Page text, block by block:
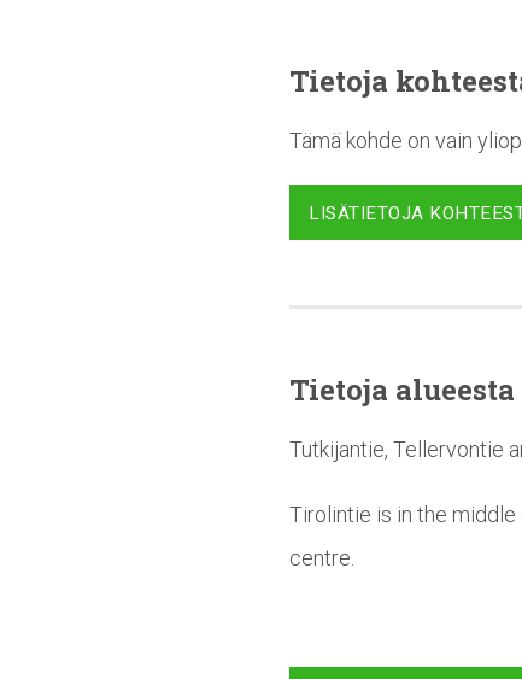
Tietoja
Tämä kohde on vain
LISÄTIETOJA
Tietoja alueesta
Tutkijantie, Tellervontie
Tirolintie is in the
centre.